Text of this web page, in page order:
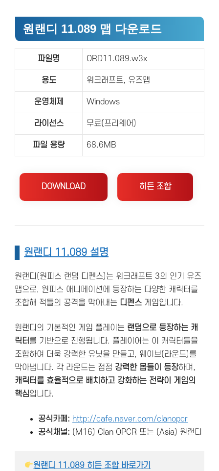
원랜디 11.089 맵 다운로드
파일명 ORD11.089.w3x
용도 워크래프트, 유즈맵
운영체제 Windows
라이선스 무료(프리웨어)
파일 용량 68.6MB
DOWNLOAD 히든 조합
원랜디 11.089 설명
원랜디(원피스 랜덤 디펜스)는 워크래프트 3의 인기 유즈
맵으로, 원피스 애니메이션에 등장하는 다양한 캐릭터를
조합해 적들의 공격을 막아내는 디펜스 게임입니다.
원랜디의 기본적인 게임 플레이는 랜덤으로 등장하는 캐
릭터를 기반으로 진행됩니다. 플레이어는 이 캐릭터들을
조합하여 더욱 강력한 유닛을 만들고, 웨이브(라운드)를
막아냅니다. 각 라운드는 점점 강력한 몹들이 등장하며,
캐릭터를 효율적으로 배치하고 강화하는 전략이 게임의
핵심입니다.
공식카페: http://cafe.naver.com/clanopcr
공식채널: (M16) Clan OPCR 또는 (Asia) 원랜디
원랜디 11.089 히든 조합 바로가기